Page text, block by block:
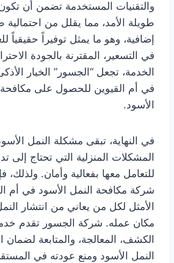
والتقنيات المستخدمة تضمن أن تكون
طويلة الأمد، مما يقلل من
إضافية، وهو ما يمثل توفيراً حقيقياً
في التسعير، المقترنة بالجودة
الخدمة، تجعل “الجسور” الخيار
في أم القيوين للحصول على مكافحة
الأسود.
في النهاية، تبقى مشكلة النمل
المشكلات المنزلية التي تحتاج
للتعامل معها بفعالية وأمان. ولذلك،
شركة مكافحة النمل الأسود في أم
الأمثل لكل من يعاني من انتشار
مكان عمله. شركة الجسور تقدم
الكشف، المعالجة، والمتابعة لضمان
النمل الأسود ومنع عودته في